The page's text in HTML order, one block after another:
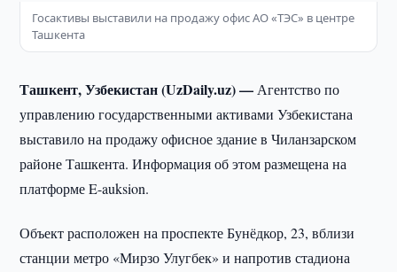
Госактивы выставили на продажу офис АО «ТЭС» в центре
Ташкента
Ташкент, Узбекистан (UzDaily.uz) —Агентство по
управлению государственными активами Узбекистана
выставило на продажу офисное здание в Чиланзарском
районе Ташкента. Информация об этом размещена на
платформе E-auksion.
Объект расположен на проспекте Бунёдкор, 23, вблизи
станции метро «Мирзо Улугбек» и напротив стадиона